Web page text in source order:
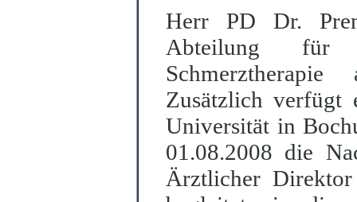
Herr PD Dr.
Abteilung für
Zusätzlich verfügt
Universität in
01.08.2008 die
Ärztlicher Direk